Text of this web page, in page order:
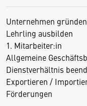
Unternehmen gründen
Lehrling ausbilden
1. Mitarbeiter:in
Allgemeine
Dienstverhältnis
Exportieren /
Förderungen